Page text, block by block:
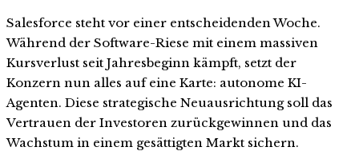
Salesforce steht vor einer entscheidenden Woche.
Während der Software-Riese mit einem massiven
Kursverlust seit Jahresbeginn kämpft, setzt der
Konzern nun alles auf eine Karte: autonome KI-
Agenten. Diese strategische Neuausrichtung soll das
Vertrauen der Investoren zurückgewinnen und das
Wachstum in einem gesättigten Markt sichern.